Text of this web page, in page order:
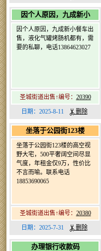
因个人原因，九成新小
因个人原因，九成新小餐车出
售，液化气罐烤肠机都有，需
要的私聊，电话13864623027
圣城街道出售↑编号： 20390
日期：2025-8-11 删除
坐落于公园街123楼
坐落于公园街123楼的高空视
野大宅，500平奢阔空间尽显
气度，年租金仅9万，性价比
不言而喻。联系电话
18853690065
圣城街道出售↑编号： 20380
日期：2025-7-31 删除
办理银行收款码